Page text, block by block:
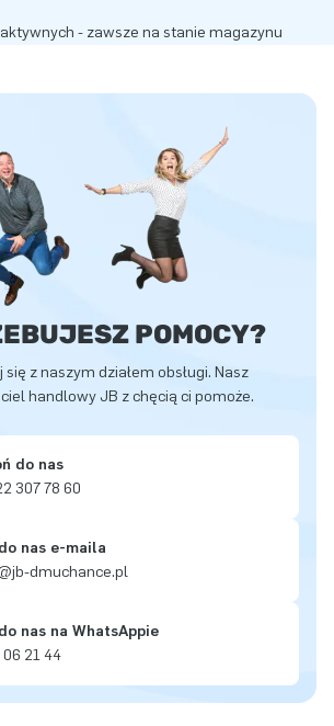
- zawsze na stanie magazynu
POMOCY?
z naszym działem obsługi. Nasz
handlowy JB z chęcią ci pomoże.
do nas
307 78 60
nas e-maila
dmuchance.pl
nas na WhatsAppie
06 21 44